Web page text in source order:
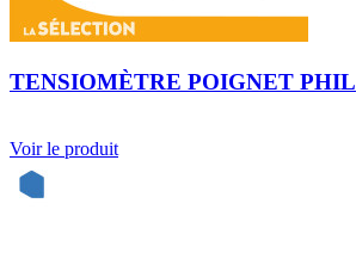
TENSIOMÈTRE POIGNET PHIL
Voir le produit